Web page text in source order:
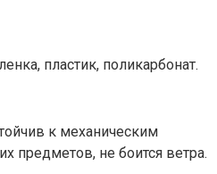
пластик, поликарбонат.
к механическим
предметов, не боится ветра.